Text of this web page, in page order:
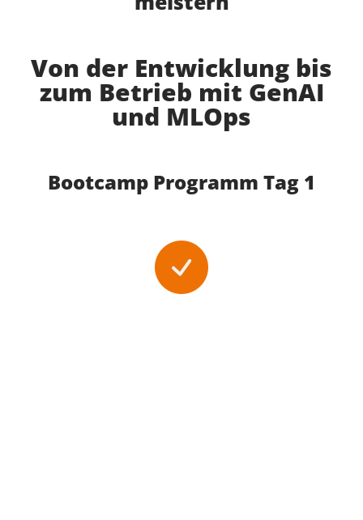
Von der Entwicklung bis
zum Betrieb mit GenAI
und MLOps
Bootcamp Programm Tag 1